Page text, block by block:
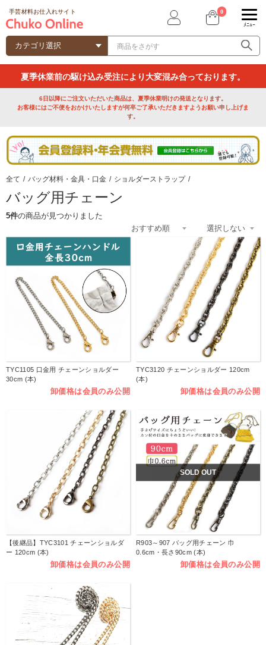
手芸材料お仕入れサイト 0
ﾒﾆｭｰ
夏季休業前の駆け込み受注により大変混み合っております。
6日以降にご注文いただいた商品は、夏季休業明けの発送となります。
お客様にはご不便をおかけいたしますが何卒ご了承いただきますようお願い申し上げま
す。
全て / バッグ材料・金具・口金 / ショルダーストラップ /
バッグ用チェーン
5件の商品が見つかりました
TYC1105 口金用 チェーンショルダー
30cm (本)
卸価格は会員のみ公開
TYC3120 チェーンショルダー 120cm
(本)
卸価格は会員のみ公開
【後継品】TYC3101 チェーンショルダ
ー 120cm (本)
卸価格は会員のみ公開
SOLD OUT
R903～907 バッグ用チェーン 巾
0.6cm・長さ90cm (本)
卸価格は会員のみ公開